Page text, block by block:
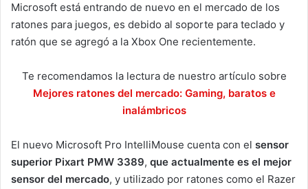
Microsoft está entrando de nuevo en el mercado de los
ratones para juegos, es debido al soporte para teclado y
ratón que se agregó a la Xbox One recientemente.
Te recomendamos la lectura de nuestro artículo sobre
Mejores ratones del mercado: Gaming, baratos e
inalámbricos
El nuevo Microsoft Pro IntelliMouse cuenta con el sensor
superior Pixart PMW 3389, que actualmente es el mejor
sensor del mercado, y utilizado por ratones como el Razer